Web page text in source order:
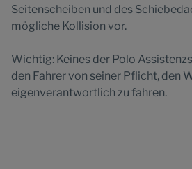
Seitenscheiben und des
mögliche Kollision vor.
Wichtig: Keines der Polo
den Fahrer von seiner Pflicht, den
eigenverantwortlich zu fahren.